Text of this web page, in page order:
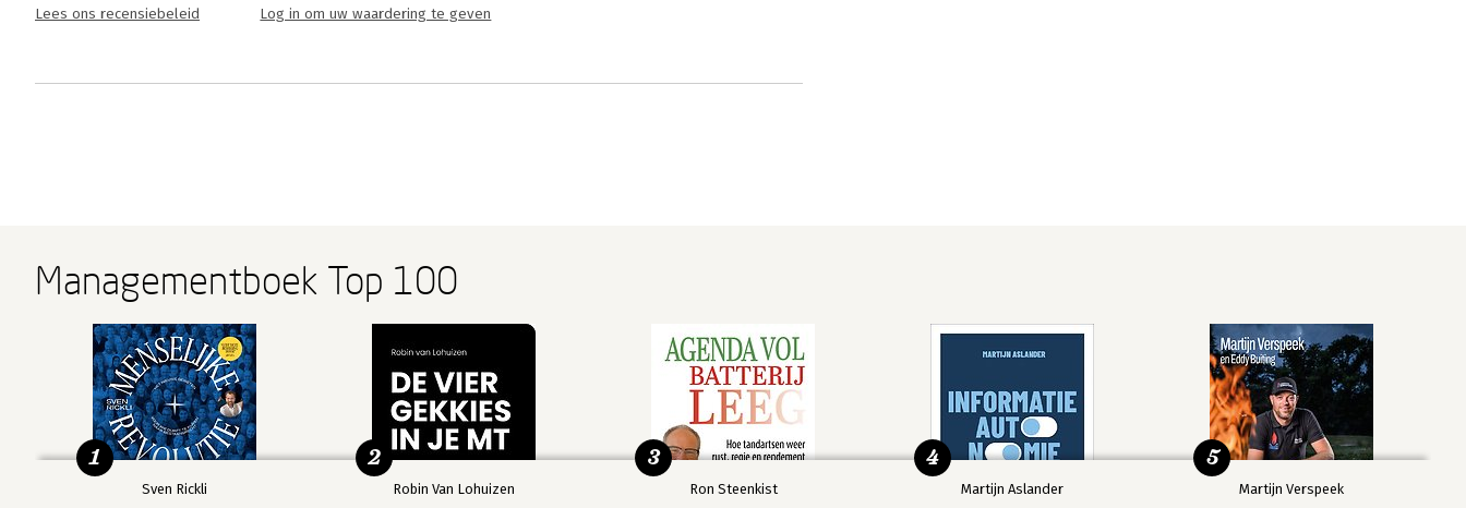
Lees ons recensiebeleid Log in om uw waardering te geven
Managementboek Top 100
Sven Rickli
1
Robin Van Lohuizen
2
Ron Steenkist
3
Martijn Aslander
4
Martijn Verspeek
5